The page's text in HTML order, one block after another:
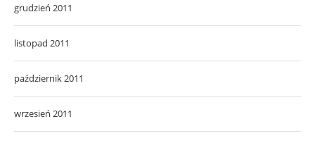
grudzień 2011
listopad 2011
październik 2011
wrzesień 2011